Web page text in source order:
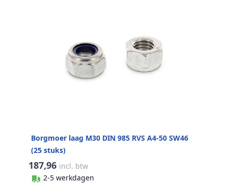
Borgmoer laag M30 DIN 985 RVS A4-50 SW46
(25 stuks)
187,96 incl. btw
2-5 werkdagen